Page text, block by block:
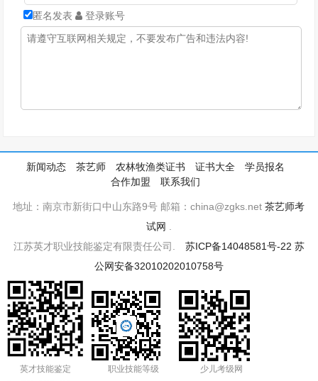
匿名发表 登录账号
新闻动态 茶艺师 农林牧渔类证书 证书大全
学员报名
合作加盟
联系我们
地址：南京市新街口中山东路9号 邮箱：china@zgks.net茶艺师考
试网 .
江苏英才职业技能鉴定有限责任公司. 苏ICP备14048581号-22 苏
公网安备32010202010758号
英才技能鉴定 职业技能等级 少儿考级网